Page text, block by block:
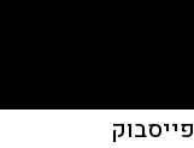
פייסבוק